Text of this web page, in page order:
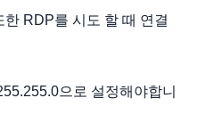
RDP를 시도 할 때 연결
으로 설정해야합니